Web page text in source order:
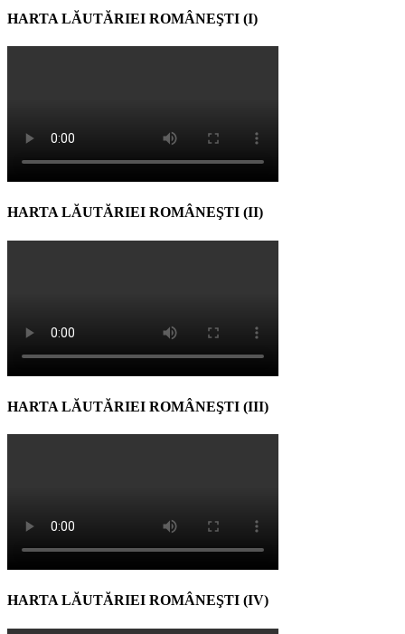
HARTA LĂUTĂRIEI ROMÂNEŞTI (I)
HARTA LĂUTĂRIEI ROMÂNEŞTI (II)
HARTA LĂUTĂRIEI ROMÂNEŞTI (III)
HARTA LĂUTĂRIEI ROMÂNEŞTI (IV)